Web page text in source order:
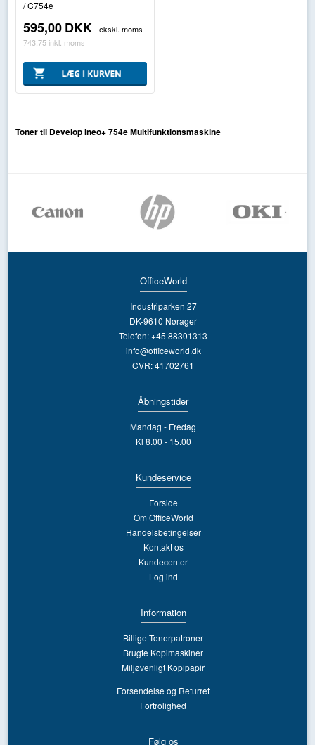
/ C754e
595,00DKK
ekskl. moms
743,75 inkl. moms
Toner til Develop Ineo+ 754e Multifunktionsmaskine
OfficeWorld
Industriparken 27
DK-9610 Nørager
Telefon: +45 88301313
info@officeworld.dk
CVR: 41702761
Åbningstider
Mandag - Fredag
Kl 8.00 - 15.00
Kundeservice
Forside
Om OfficeWorld
Handelsbetingelser
Kontakt os
Kundecenter
Log ind
Information
Billige Tonerpatroner
Brugte Kopimaskiner
Miljøvenligt Kopipapir
Forsendelse og Returret
Fortrolighed
Følg os